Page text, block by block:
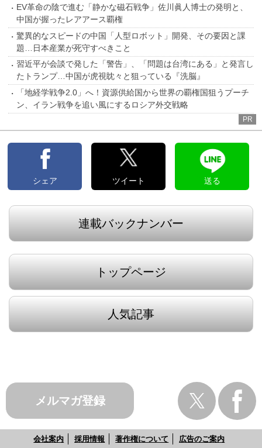
EV革命の陰で進む「静かな磁石戦争」佐川眞人博士の発明と、
中国が握ったレアアース覇権
驚異的なスピードの中国「人型ロボット」開発、その要因と課
題…日本産業が死守すべきこと
習近平が会談で発した「警告」、「問題は台湾にある」と発言し
たトランプ…中国が虎視眈々と狙っている『洗脳』
「地経学戦争2.0」へ！資源供給国から世界の覇権国狙うプーチ
ン、イラン戦争を追い風にするロシア外交戦略
PR
シェア ツイート 送る
連載バックナンバー
トップページ
人気記事
メルマガ登録
会社案内 採用情報 著作権について 広告のご案内